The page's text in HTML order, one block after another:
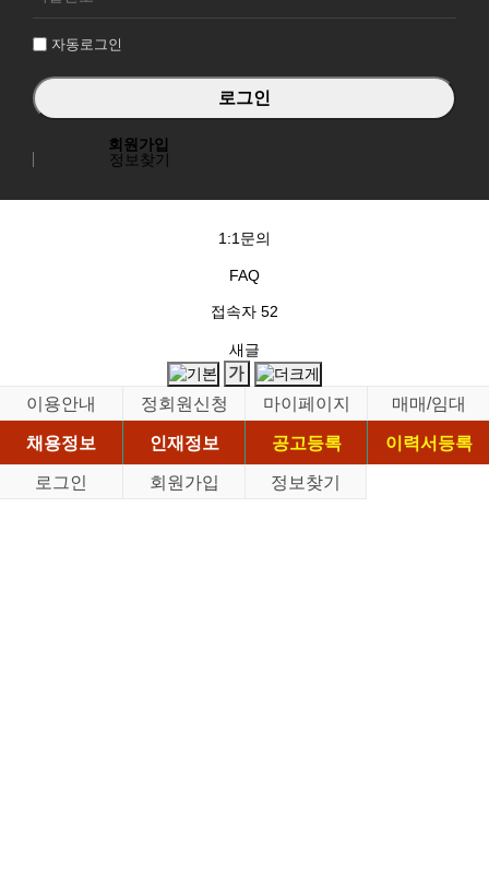
자동로그인
회원가입
정보찾기
1:1문의
FAQ
접속자 52
새글
이용안내 정회원신청 마이페이지
매매/임대
채용정보
인재정보 공고등록
이력서등록
로그인
회원가입 정보찾기